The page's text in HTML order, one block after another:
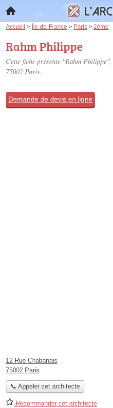
Accueil > Île-de-France > Paris > 2ème
Rahm Philippe
Cette fiche présente "Rahm
75002 Paris.
Demande de devis en ligne
12 Rue Chabanais
75002 Paris
📞 Appeler cet architecte
Recommander cet architecte